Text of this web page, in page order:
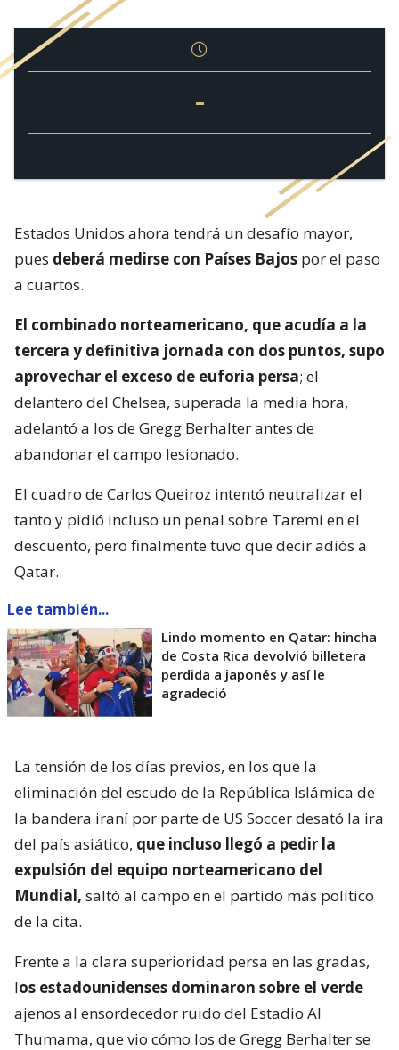
-
Estados Unidos ahora tendrá un desafío mayor,
pues deberá medirse con Países Bajos por el paso
a cuartos.
El combinado norteamericano, que acudía a la
tercera y definitiva jornada con dos puntos, supo
aprovechar el exceso de euforia persa; el
delantero del Chelsea, superada la media hora,
adelantó a los de Gregg Berhalter antes de
abandonar el campo lesionado.
El cuadro de Carlos Queiroz intentó neutralizar el
tanto y pidió incluso un penal sobre Taremi en el
descuento, pero finalmente tuvo que decir adiós a
Qatar.
Lee también...
Lindo momento en Qatar: hincha
de Costa Rica devolvió billetera
perdida a japonés y así le
agradeció
La tensión de los días previos, en los que la
eliminación del escudo de la República Islámica de
la bandera iraní por parte de US Soccer desató la ira
del país asiático, que incluso llegó a pedir la
expulsión del equipo norteamericano del
Mundial, saltó al campo en el partido más político
de la cita.
Frente a la clara superioridad persa en las gradas,
los estadounidenses dominaron sobre el verde
ajenos al ensordecedor ruido del Estadio Al
Thumama, que vio cómo los de Gregg Berhalter se